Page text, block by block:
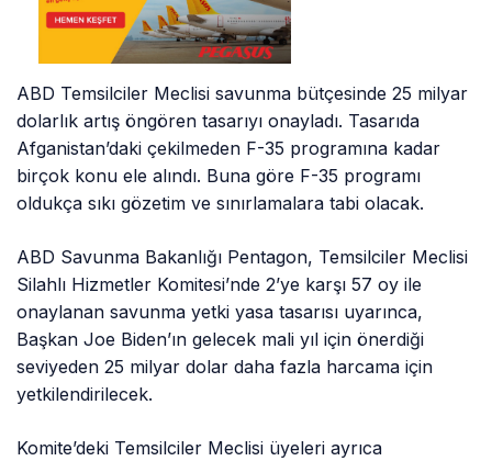
ABD Temsilciler Meclisi savunma bütçesinde 25 milyar
dolarlık artış öngören tasarıyı onayladı. Tasarıda
Afganistan’daki çekilmeden F-35 programına kadar
birçok konu ele alındı. Buna göre F-35 programı
oldukça sıkı gözetim ve sınırlamalara tabi olacak.
ABD Savunma Bakanlığı Pentagon, Temsilciler Meclisi
Silahlı Hizmetler Komitesi’nde 2’ye karşı 57 oy ile
onaylanan savunma yetki yasa tasarısı uyarınca,
Başkan Joe Biden’ın gelecek mali yıl için önerdiği
seviyeden 25 milyar dolar daha fazla harcama için
yetkilendirilecek.
Komite’deki Temsilciler Meclisi üyeleri ayrıca